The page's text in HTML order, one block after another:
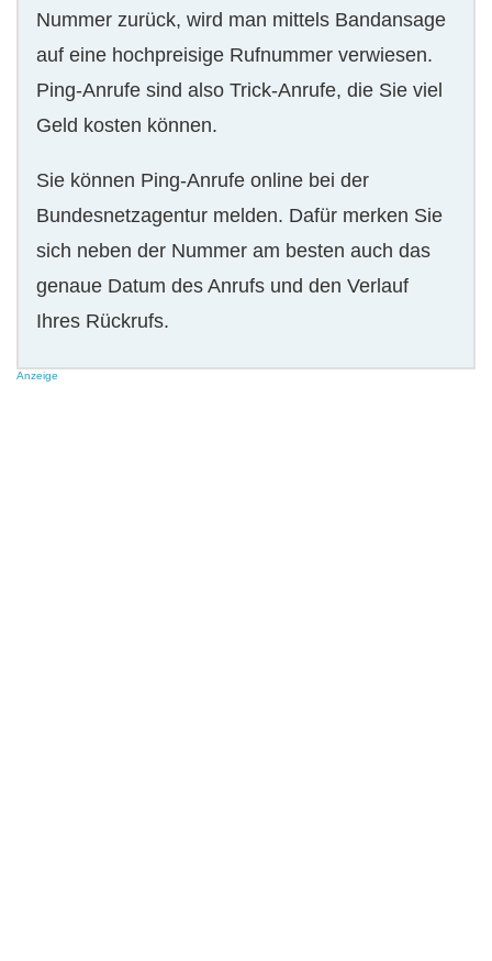
Nummer zurück, wird man mittels Bandansage
auf eine hochpreisige Rufnummer verwiesen.
Ping-Anrufe sind also Trick-Anrufe, die Sie viel
Geld kosten können.
Sie können Ping-Anrufe online bei der
Bundesnetzagentur melden. Dafür merken Sie
sich neben der Nummer am besten auch das
genaue Datum des Anrufs und den Verlauf
Ihres Rückrufs.
Anzeige